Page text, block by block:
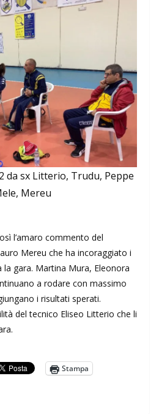
da sx Litterio, Trudu, Peppe
Mereu
l’amaro commento del
Mereu che ha incoraggiato i
gara. Martina Mura, Eleonora
a rodare con massimo
i risultati sperati.
del tecnico Eliseo Litterio che li
Stampa